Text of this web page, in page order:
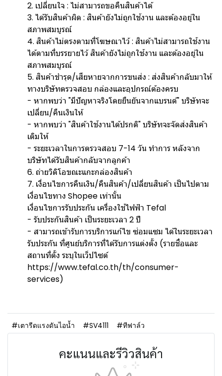
2. เปลี่ยนใจ : ไม่สามารถขอคืนสินค้าได้
3. ได้รับสินค้าผิด : สินค้ายังไม่ถูกใช้งาน และต้องอยู่ใน
สภาพสมบูรณ์
4. สินค้าไม่ตรงตามที่โฆษณาไว้ : สินค้าไม่สามารถใช้งาน
ได้ตามที่บรรยายไว้ สินค้ายังไม่ถูกใช้งาน และต้องอยู่ใน
สภาพสมบูรณ์
5. สินค้าชำรุด/เสียหายจากการขนส่ง : ส่งสินค้ากลับมาให้
ทางบริษัทตรวจสอบ กล่องและอุปกรณ์ต้องครบ
- หากพบว่า "มีปัญหาจริงโดยยืนยันจากแบรนด์" บริษัทจะ
เปลี่ยน/คืนเงินให้
- หากพบว่า "สินค้าใช้งานได้ปรกติ" บริษัทจะจัดส่งสินค้า
เดิมให้
- ระยะเวลาในการตรวจสอบ 7-14 วัน ทำการ หลังจาก
บริษัทได้รับสินค้ากลับจากลูกค้า
6. ถ่ายวิดิโอขณะแกะกล่องสินค้า
7. เงื่อนไขการคืนเงิน/คืนสินค้า/เปลี่ยนสินค้า เป็นไปตาม
เงื่อนไขทาง Shopee เท่านั้น
เงื่อนไขการรับประกัน เครื่องใช้ไฟฟ้า Tefal
- รับประกันสินค้า เป็นระยะเวลา 2 ปี
- สามารถเข้ารับการบริการแก้ไข ซ่อมแซม ได้ในระยะเวลา
รับประกัน ที่ศูนย์บริการที่ได้รับการแต่งตั้ง (รายชื่อและ
สถานที่ตั้ง ระบุในเว็ปไซต์
https://www.tefal.co.th/th/consumer-
services)
#เตารีดแรงดันไอน้ำ #SV4111 #ทีฟาล์ว
คะแนนและรีวิวสินค้า